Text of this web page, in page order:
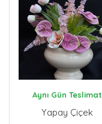
Aynı Gün Teslimat
Yapay Çiçek